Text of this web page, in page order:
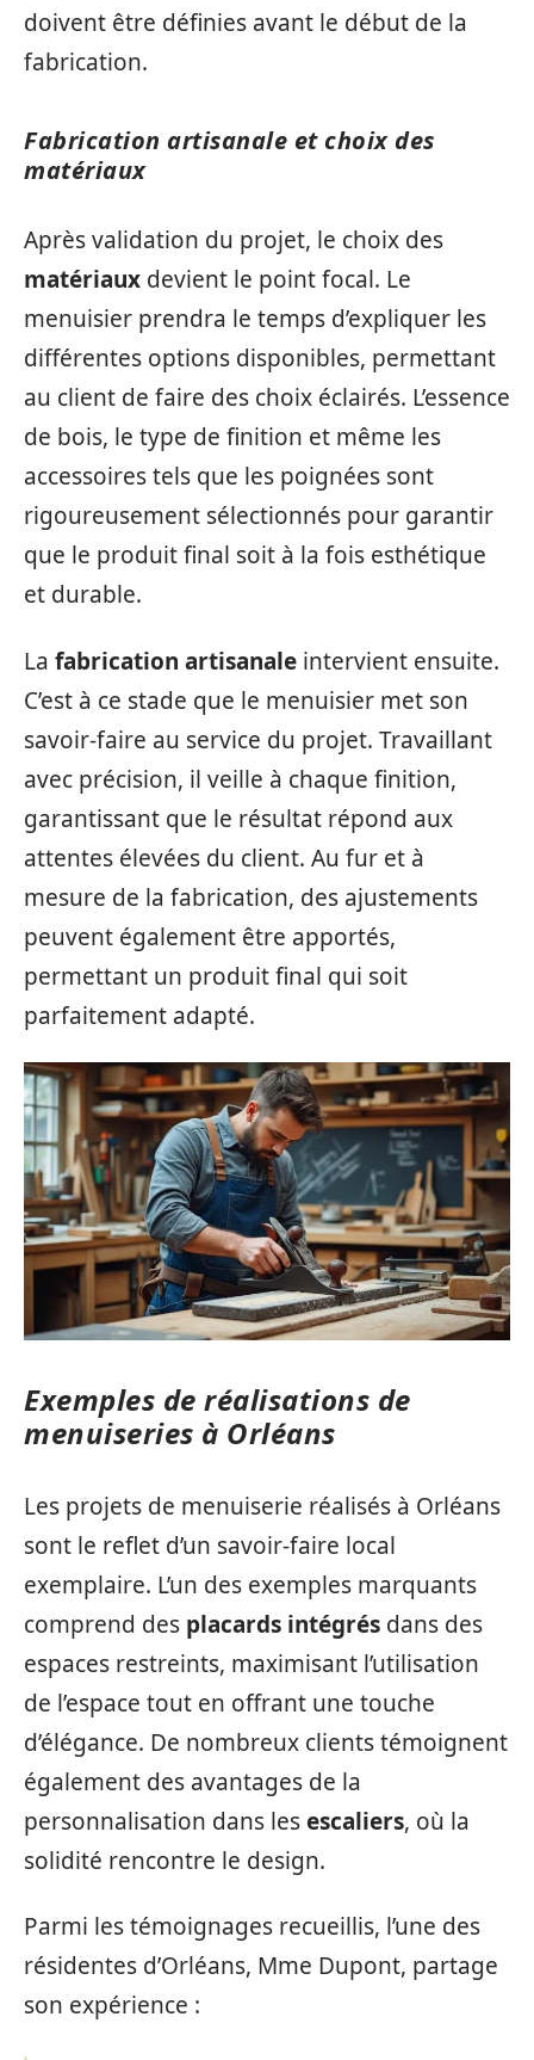
doivent être définies avant le début de la
fabrication.
Fabrication artisanale et choix des
matériaux
Après validation du projet, le choix des
matériaux devient le point focal. Le
menuisier prendra le temps d’expliquer les
différentes options disponibles, permettant
au client de faire des choix éclairés. L’essence
de bois, le type de finition et même les
accessoires tels que les poignées sont
rigoureusement sélectionnés pour garantir
que le produit final soit à la fois esthétique
et durable.
La fabrication artisanale intervient ensuite.
C’est à ce stade que le menuisier met son
savoir-faire au service du projet. Travaillant
avec précision, il veille à chaque finition,
garantissant que le résultat répond aux
attentes élevées du client. Au fur et à
mesure de la fabrication, des ajustements
peuvent également être apportés,
permettant un produit final qui soit
parfaitement adapté.
Exemples de réalisations de
menuiseries à Orléans
Les projets de menuiserie réalisés à Orléans
sont le reflet d’un savoir-faire local
exemplaire. L’un des exemples marquants
comprend des placards intégrés dans des
espaces restreints, maximisant l’utilisation
de l’espace tout en offrant une touche
d’élégance. De nombreux clients témoignent
également des avantages de la
personnalisation dans lesescaliers, où la
solidité rencontre le design.
Parmi les témoignages recueillis, l’une des
résidentes d’Orléans, Mme Dupont, partage
son expérience :